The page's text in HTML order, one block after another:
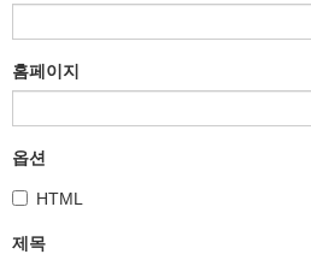
홈페이지
옵션
HTML
제목